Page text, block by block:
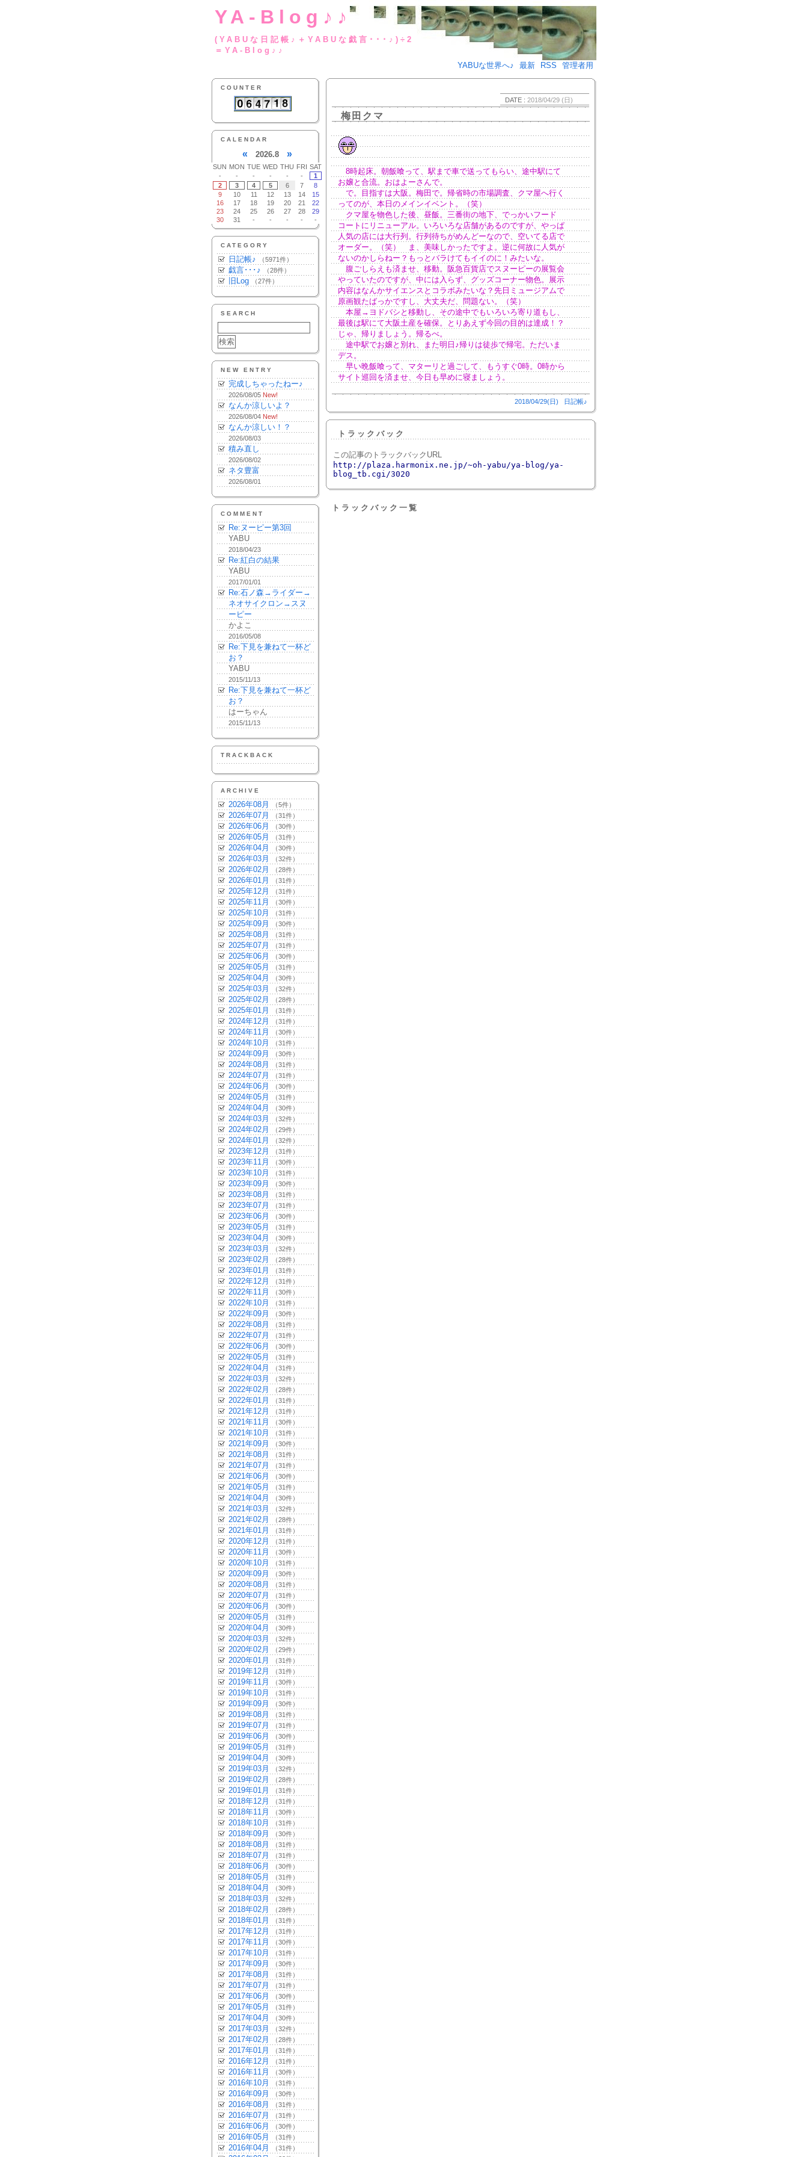
YA-Blog♪♪
(YABUな日記帳♪＋YABUな戯言･･･♪)÷2
＝YA-Blog♪♪
YABUな世界へ♪
最新 RSS 管理者用
COUNTER
CALENDAR
« 2026.8 »
SUN MON TUE WED THU FRI SAT
-
- - - - -
1
2
3 4 5 6 7
8
9
10 11 12 13 14
15
16
17 18 19 20 21
22
23
24 25 26 27 28
29
30
31 - - - - -
CATEGORY
日記帳♪ （5971件）
戯言･･･♪ （28件）
旧Log （27件）
SEARCH
NEW ENTRY
完成しちゃったねー♪
2026/08/05 New!
なんか涼しいよ？
2026/08/04 New!
なんか涼しい！？
2026/08/03
積み直し
2026/08/02
ネタ豊富
2026/08/01
COMMENT
Re:ヌーピー第3回
YABU
2018/04/23
Re:紅白の結果
YABU
2017/01/01
Re:石ノ森→ライダー→
ネオサイクロン→スヌ
ーピー
かよこ
2016/05/08
Re:下見を兼ねて一杯ど
お？
YABU
2015/11/13
Re:下見を兼ねて一杯ど
お？
はーちゃん
2015/11/13
TRACKBACK
ARCHIVE
2026年08月 （5件）
2026年07月 （31件）
2026年06月 （30件）
2026年05月 （31件）
2026年04月 （30件）
2026年03月 （32件）
2026年02月 （28件）
2026年01月 （31件）
2025年12月 （31件）
2025年11月 （30件）
2025年10月 （31件）
2025年09月 （30件）
2025年08月 （31件）
2025年07月 （31件）
2025年06月 （30件）
2025年05月 （31件）
2025年04月 （30件）
2025年03月 （32件）
2025年02月 （28件）
2025年01月 （31件）
2024年12月 （31件）
2024年11月 （30件）
2024年10月 （31件）
2024年09月 （30件）
2024年08月 （31件）
2024年07月 （31件）
2024年06月 （30件）
2024年05月 （31件）
2024年04月 （30件）
2024年03月 （32件）
2024年02月 （29件）
2024年01月 （32件）
2023年12月 （31件）
2023年11月 （30件）
2023年10月 （31件）
2023年09月 （30件）
2023年08月 （31件）
2023年07月 （31件）
2023年06月 （30件）
2023年05月 （31件）
2023年04月 （30件）
2023年03月 （32件）
2023年02月 （28件）
2023年01月 （31件）
2022年12月 （31件）
2022年11月 （30件）
2022年10月 （31件）
2022年09月 （30件）
2022年08月 （31件）
2022年07月 （31件）
2022年06月 （30件）
2022年05月 （31件）
2022年04月 （31件）
2022年03月 （32件）
2022年02月 （28件）
2022年01月 （31件）
2021年12月 （31件）
2021年11月 （30件）
2021年10月 （31件）
2021年09月 （30件）
2021年08月 （31件）
2021年07月 （31件）
2021年06月 （30件）
2021年05月 （31件）
2021年04月 （30件）
2021年03月 （32件）
2021年02月 （28件）
2021年01月 （31件）
2020年12月 （31件）
2020年11月 （30件）
2020年10月 （31件）
2020年09月 （30件）
2020年08月 （31件）
2020年07月 （31件）
2020年06月 （30件）
2020年05月 （31件）
2020年04月 （30件）
2020年03月 （32件）
2020年02月 （29件）
2020年01月 （31件）
2019年12月 （31件）
2019年11月 （30件）
2019年10月 （31件）
2019年09月 （30件）
2019年08月 （31件）
2019年07月 （31件）
2019年06月 （30件）
2019年05月 （31件）
2019年04月 （30件）
2019年03月 （32件）
2019年02月 （28件）
2019年01月 （31件）
2018年12月 （31件）
2018年11月 （30件）
2018年10月 （31件）
2018年09月 （30件）
2018年08月 （31件）
2018年07月 （31件）
2018年06月 （30件）
2018年05月 （31件）
2018年04月 （30件）
2018年03月 （32件）
2018年02月 （28件）
2018年01月 （31件）
2017年12月 （31件）
2017年11月 （30件）
2017年10月 （31件）
2017年09月 （30件）
2017年08月 （31件）
2017年07月 （31件）
2017年06月 （30件）
2017年05月 （31件）
2017年04月 （30件）
2017年03月 （32件）
2017年02月 （28件）
2017年01月 （31件）
2016年12月 （31件）
2016年11月 （30件）
2016年10月 （31件）
2016年09月 （30件）
2016年08月 （31件）
2016年07月 （31件）
2016年06月 （30件）
2016年05月 （31件）
2016年04月 （31件）
DATE : 2018/04/29 (日)
梅田クマ
8時起床。朝飯喰って、駅まで車で送ってもらい、途中駅にて
お嬢と合流。おはよーさんで。
で。目指すは大阪。梅田で。帰省時の市場調査、クマ屋へ行く
ってのが、本日のメインイベント。（笑）
クマ屋を物色した後、昼飯。三番街の地下、でっかいフード
コートにリニューアル。いろいろな店舗があるのですが、やっぱ
人気の店には大行列。行列待ちがめんどーなので、空いてる店で
オーダー。（笑） ま、美味しかったですよ。逆に何故に人気が
ないのかしらねー？もっとバラけてもイイのに！みたいな。
腹ごしらえも済ませ、移動。阪急百貨店でスヌーピーの展覧会
やっていたのですが、中には入らず、グッズコーナー物色。展示
内容はなんかサイエンスとコラボみたいな？先日ミュージアムで
原画観たばっかですし、大丈夫だ、問題ない。（笑）
本屋→ヨドバシと移動し、その途中でもいろいろ寄り道もし、
最後は駅にて大阪土産を確保。とりあえず今回の目的は達成！？
じゃ、帰りましょう。帰るべ。
途中駅でお嬢と別れ、また明日♪帰りは徒歩で帰宅。ただいま
デス。
早い晩飯喰って、マターリと過ごして、もうすぐ0時。0時から
サイト巡回を済ませ、今日も早めに寝ましょう。
2018/04/29(日) 日記帳♪
トラックバック
この記事のトラックバックURL
http://plaza.harmonix.ne.jp/~oh-yabu/ya-blog/ya-
blog_tb.cgi/3020
トラックバック一覧